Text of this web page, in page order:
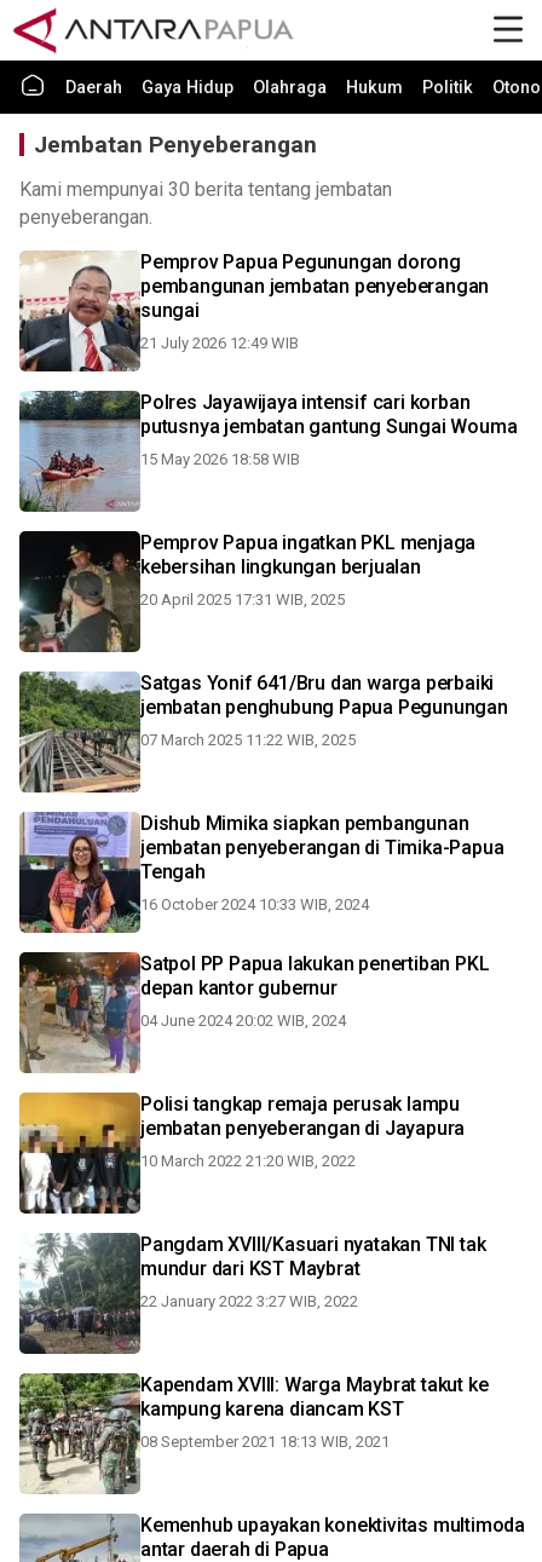
Daerah Gaya Hidup Olahraga Hukum Politik
Jembatan Penyeberangan
Kami mempunyai 30 berita tentang jembatan
penyeberangan.
Pemprov Papua Pegunungan dorong
pembangunan jembatan penyeberangan
sungai
21 July 2026 12:49 WIB
Polres Jayawijaya intensif cari korban
putusnya jembatan gantung Sungai Wouma
15 May 2026 18:58 WIB
Pemprov Papua ingatkan PKL menjaga
kebersihan lingkungan berjualan
20 April 2025 17:31 WIB, 2025
Satgas Yonif 641/Bru dan warga perbaiki
jembatan penghubung Papua Pegunungan
07 March 2025 11:22 WIB, 2025
Dishub Mimika siapkan pembangunan
jembatan penyeberangan di Timika-Papua
Tengah
16 October 2024 10:33 WIB, 2024
Satpol PP Papua lakukan penertiban PKL
depan kantor gubernur
04 June 2024 20:02 WIB, 2024
Polisi tangkap remaja perusak lampu
jembatan penyeberangan di Jayapura
10 March 2022 21:20 WIB, 2022
Pangdam XVIII/Kasuari nyatakan TNI tak
mundur dari KST Maybrat
22 January 2022 3:27 WIB, 2022
Kapendam XVIII: Warga Maybrat takut ke
kampung karena diancam KST
08 September 2021 18:13 WIB, 2021
Kemenhub upayakan konektivitas multimoda
antar daerah di Papua